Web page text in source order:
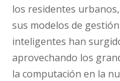
los residentes
sus modelos de
inteligentes han
aprovechando los
la computación en la